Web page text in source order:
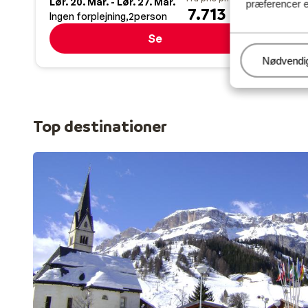
præferencer
Ingen forplejning 2person 7.713 kr.
Se
Top destinationer